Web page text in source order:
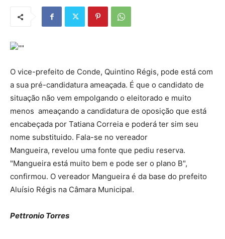
O vice-prefeito de Conde, Quintino Régis, pode está com
a sua pré-candidatura ameaçada. É que o candidato de
situação não vem empolgando o eleitorado e muito
menos ameaçando a candidatura de oposição que está
encabeçada por Tatiana Correia e poderá ter sim seu
nome substituido. Fala-se no vereador
Mangueira, revelou uma fonte que pediu reserva.
"Mangueira está muito bem e pode ser o plano B",
confirmou. O vereador Mangueira é da base do prefeito
Aluísio Régis na Câmara Municipal.
Pettronio Torres